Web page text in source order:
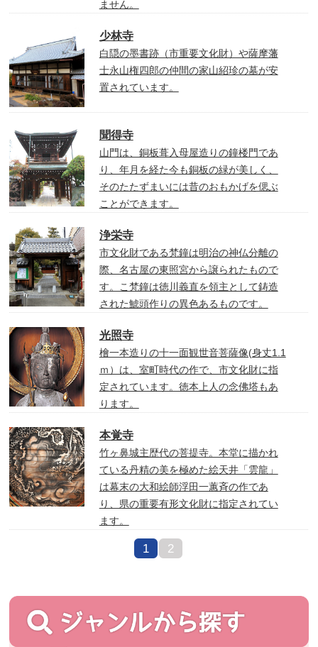
ません。
少林寺
白隠の墨書跡（市重要文化財）や薩摩藩
士永山権四郎の仲間の家山紹珍の墓が安
置されています。
聞得寺
山門は、銅板葺入母屋造りの鐘楼門であ
り、年月を経た今も銅板の緑が美しく、
そのたたずまいには昔のおもかげを偲ぶ
ことができます。
浄栄寺
市文化財である梵鐘は明治の神仏分離の
際、名古屋の東照宮から譲られたもので
す。こ梵鐘は徳川義直を領主として鋳造
された鯱頭作りの異色あるものです。
光照寺
檜一本造りの十一面観世音菩薩像(身丈1.1
ｍ）は、室町時代の作で、市文化財に指
定されています。徳本上人の念佛塔もあ
ります。
本覚寺
竹ヶ鼻城主歴代の菩提寺。本堂に描かれ
ている丹精の美を極めた絵天井「雲龍」
は幕末の大和絵師浮田一蕙斉の作であ
り、県の重要有形文化財に指定されてい
ます。
1 2